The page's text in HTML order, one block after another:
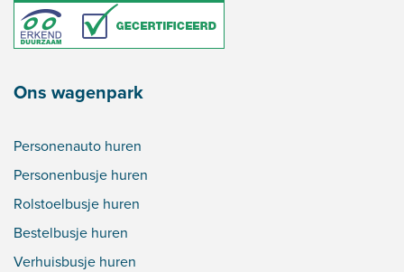
Ons wagenpark
Personenauto huren
Personenbusje huren
Rolstoelbusje huren
Bestelbusje huren
Verhuisbusje huren